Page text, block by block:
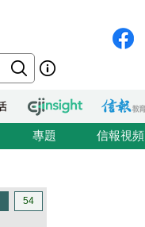
專題 信報視頻
54